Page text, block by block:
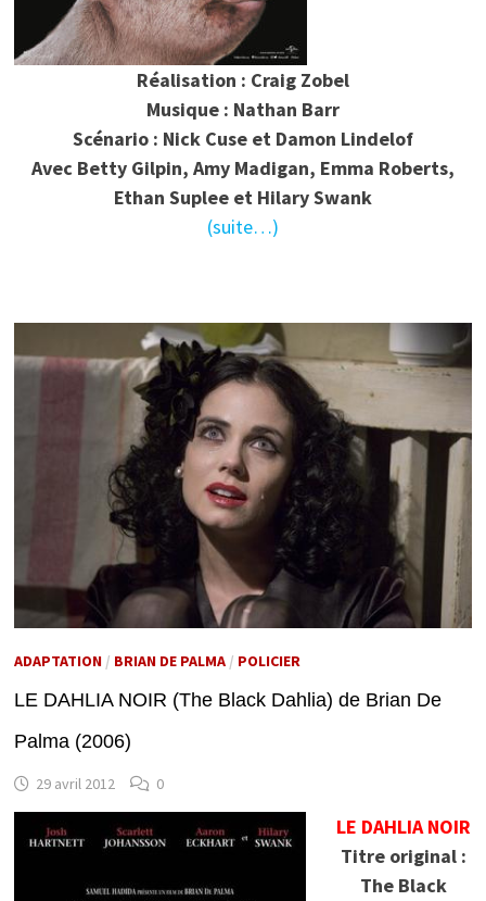
Réalisation : Craig Zobel
Musique : Nathan Barr
Scénario : Nick Cuse et Damon Lindelof
Avec Betty Gilpin, Amy Madigan, Emma Roberts,
Ethan Suplee et Hilary Swank
(suite…)
ADAPTATION/ BRIAN DE PALMA/ POLICIER
LE DAHLIA NOIR (The Black Dahlia) de Brian De
Palma (2006)
29 avril 2012 0
LE DAHLIA NOIR
Titre original :
The Black